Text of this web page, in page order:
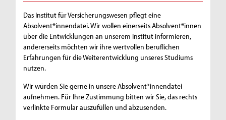
Das Institut für Versicherungswesen pflegt eine
Absolvent*innendatei. Wir wollen einerseits Absolvent*innen
über die Entwicklungen an unserem Institut informieren,
andererseits möchten wir ihre wertvollen beruflichen
Erfahrungen für die Weiterentwicklung unseres Studiums
nutzen.
Wir würden Sie gerne in unsere Absolvent*innendatei
aufnehmen. Für Ihre Zustimmung bitten wir Sie, das rechts
verlinkte Formular auszufüllen und abzusenden.